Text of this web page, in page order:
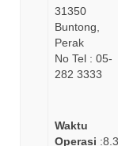
31350
Buntong,
Perak
No Tel : 05-
282 3333
Waktu
Operasi